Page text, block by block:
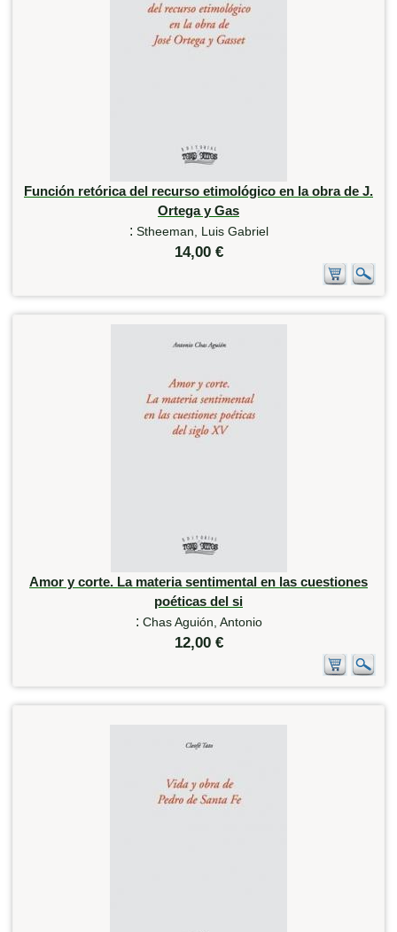
Función retórica del recurso etimológico en la obra de J.
Ortega y Gas
: Stheeman, Luis Gabriel
14,00 €
Amor y corte. La materia sentimental en las cuestiones
poéticas del si
: Chas Aguión, Antonio
12,00 €